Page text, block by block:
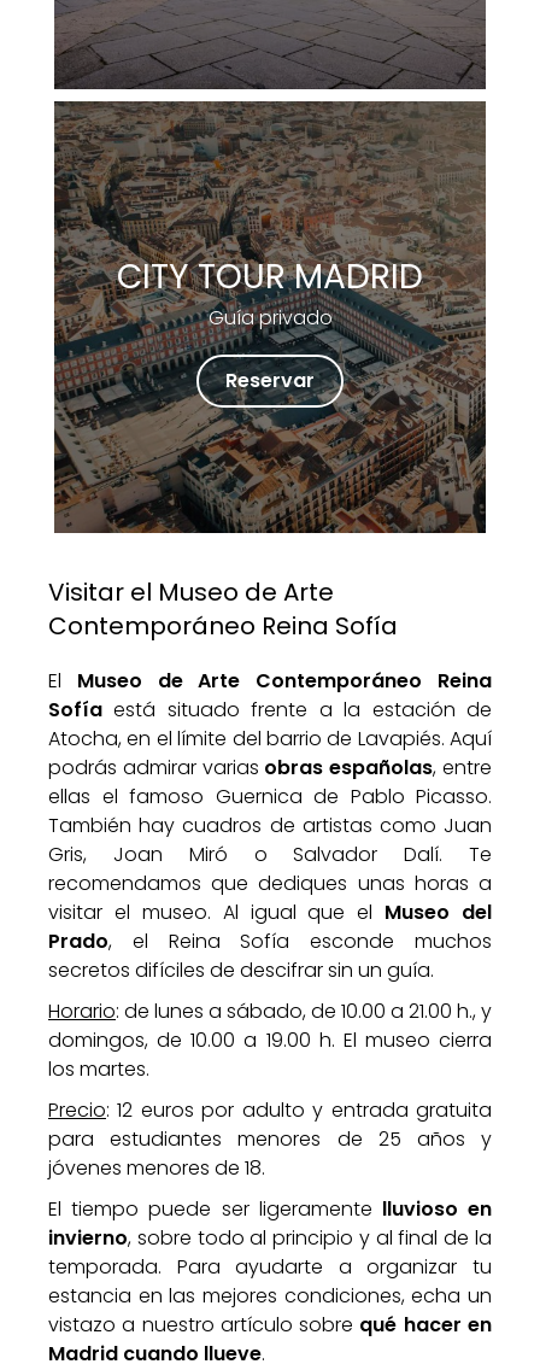
CITY TOUR MADRID
Guía privado
Reservar
Visitar el Museo de Arte
Contemporáneo Reina Sofía
El Museo de Arte Contemporáneo Reina
Sofía está situado frente a la estación de
Atocha, en el límite del barrio de Lavapiés. Aquí
podrás admirar varias obras españolas, entre
ellas el famoso Guernica de Pablo Picasso.
También hay cuadros de artistas como Juan
Gris, Joan Miró o Salvador Dalí. Te
recomendamos que dediques unas horas a
visitar el museo. Al igual que el Museo del
Prado, el Reina Sofía esconde muchos
secretos difíciles de descifrar sin un guía.
Horario: de lunes a sábado, de 10.00 a 21.00 h., y
domingos, de 10.00 a 19.00 h. El museo cierra
los martes.
Precio: 12 euros por adulto y entrada gratuita
para estudiantes menores de 25 años y
jóvenes menores de 18.
El tiempo puede ser ligeramente lluvioso en
invierno, sobre todo al principio y al final de la
temporada. Para ayudarte a organizar tu
estancia en las mejores condiciones, echa un
vistazo a nuestro artículo sobre qué hacer en
Madrid cuando llueve.